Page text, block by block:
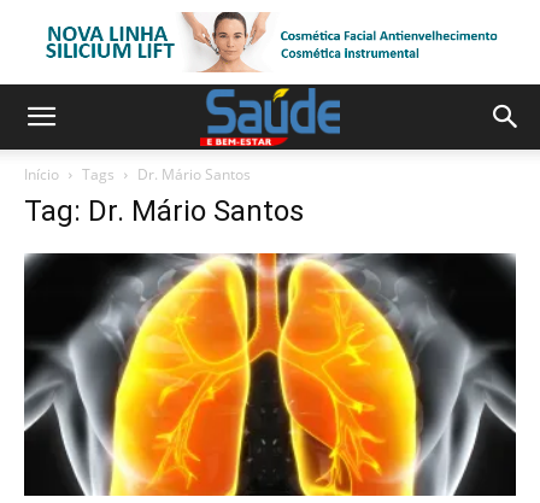
Início Tags Dr. Mário Santos
Tag: Dr. Mário Santos